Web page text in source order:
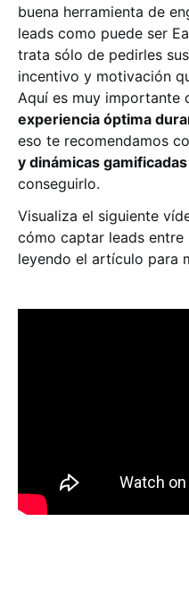
buena herramienta de
leads como puede ser
trata sólo de pedirles
incentivo y motivación
Aquí es muy importante
experiencia óptima
eso te recomendamos
y dinámicas gamificadas
conseguirlo.
Visualiza el siguiente
cómo captar leads
leyendo el artículo para